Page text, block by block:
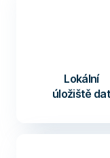
Lokální
úložiště dat